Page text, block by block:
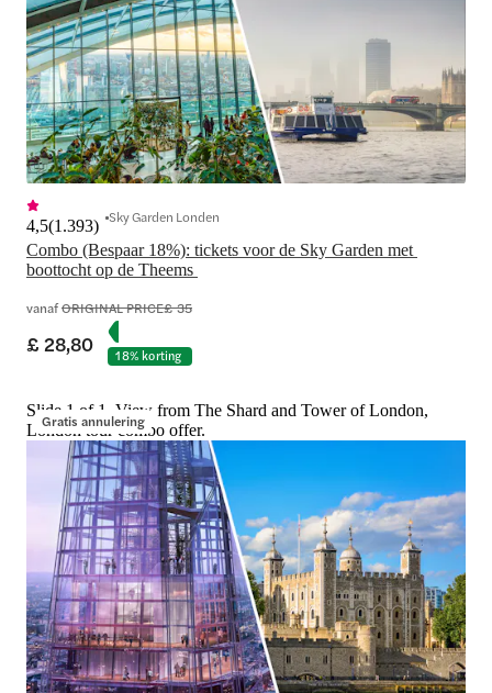
Combo (Bespaar 18%): tickets voor de Sky Garden met
4,5(1.393) Sky Garden Londen
vanafORIGINAL PRICE£ 35
£ 28,80 18% korting
Gratis annulering
Slide 1 of 1, View from The Shard and Tower of London,
London tour combo offer.